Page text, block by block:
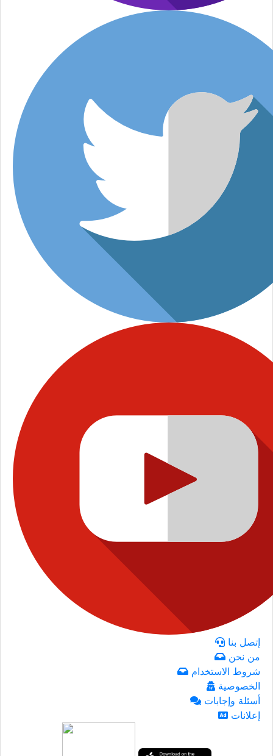
إتصل بنا
من نحن
شروط الاستخدام
الخصوصية
أسئلة وإجابات
إعلانات